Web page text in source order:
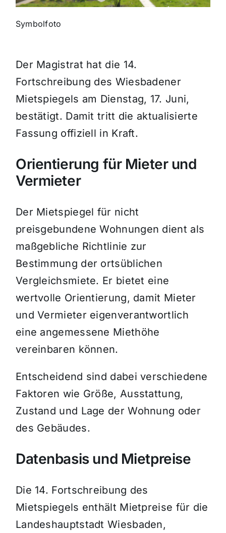
Symbolfoto
Der Magistrat hat die 14.
Fortschreibung des Wiesbadener
Mietspiegels am Dienstag, 17. Juni,
bestätigt. Damit tritt die aktualisierte
Fassung offiziell in Kraft.
Orientierung für Mieter und
Vermieter
Der Mietspiegel für nicht
preisgebundene Wohnungen dient als
maßgebliche Richtlinie zur
Bestimmung der ortsüblichen
Vergleichsmiete. Er bietet eine
wertvolle Orientierung, damit Mieter
und Vermieter eigenverantwortlich
eine angemessene Miethöhe
vereinbaren können.
Entscheidend sind dabei verschiedene
Faktoren wie Größe, Ausstattung,
Zustand und Lage der Wohnung oder
des Gebäudes.
Datenbasis und Mietpreise
Die 14. Fortschreibung des
Mietspiegels enthält Mietpreise für die
Landeshauptstadt Wiesbaden,